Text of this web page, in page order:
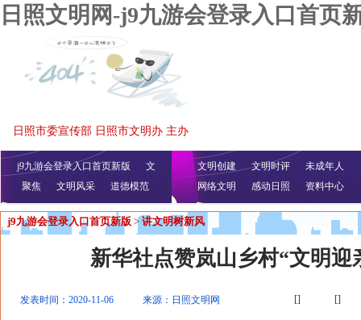
日照文明网-j9九游会登录入口首页
日照市委宣传部 日照市文明办 主办
j9九游会登录入口首页新版
文
明播报
公益视频
聚焦 文明风采 道德模范
文明创建 文明时评
未成年人
网络文明
感动日照 资料中心
j9九游会登录入口首页新版 > 讲文明树新风
新华社点赞岚山乡村“文明迎
发表时间：2020-11-06 来源：日照文明网 [] []